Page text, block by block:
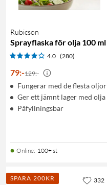
Rubicson
Sprayflaska för olja 100 ml
4.0 (280)
79:-129:-
Fungerar med de flesta oljor
Ger ett jämnt lager med olja
Påfyllningsbar
Online: 100+ st
SPARA 200KR 332